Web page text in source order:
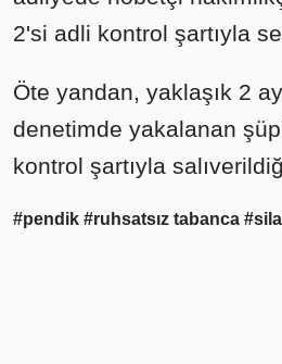
2'si adli kontrol şartıyla
Öte yandan, yaklaşık 2
denetimde yakalanan
kontrol şartıyla
#pendik #ruhsatsız tabanca